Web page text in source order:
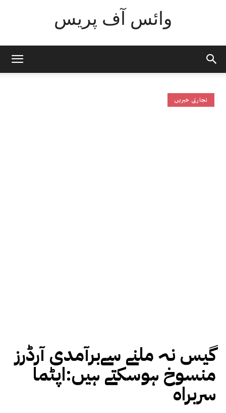
وائس آف پریس
تجارتی خبریں
گیس نہ ملنے سےبرآمدی آرڈرز
منسوخ ہوسکتے ہیں:اپٹما
سربراہ